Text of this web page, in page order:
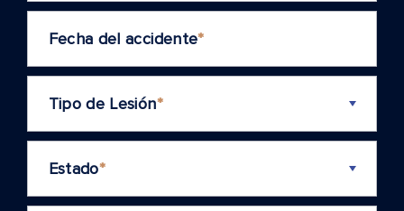
Fecha del accidente*
Tipo de Lesión*
Estado*